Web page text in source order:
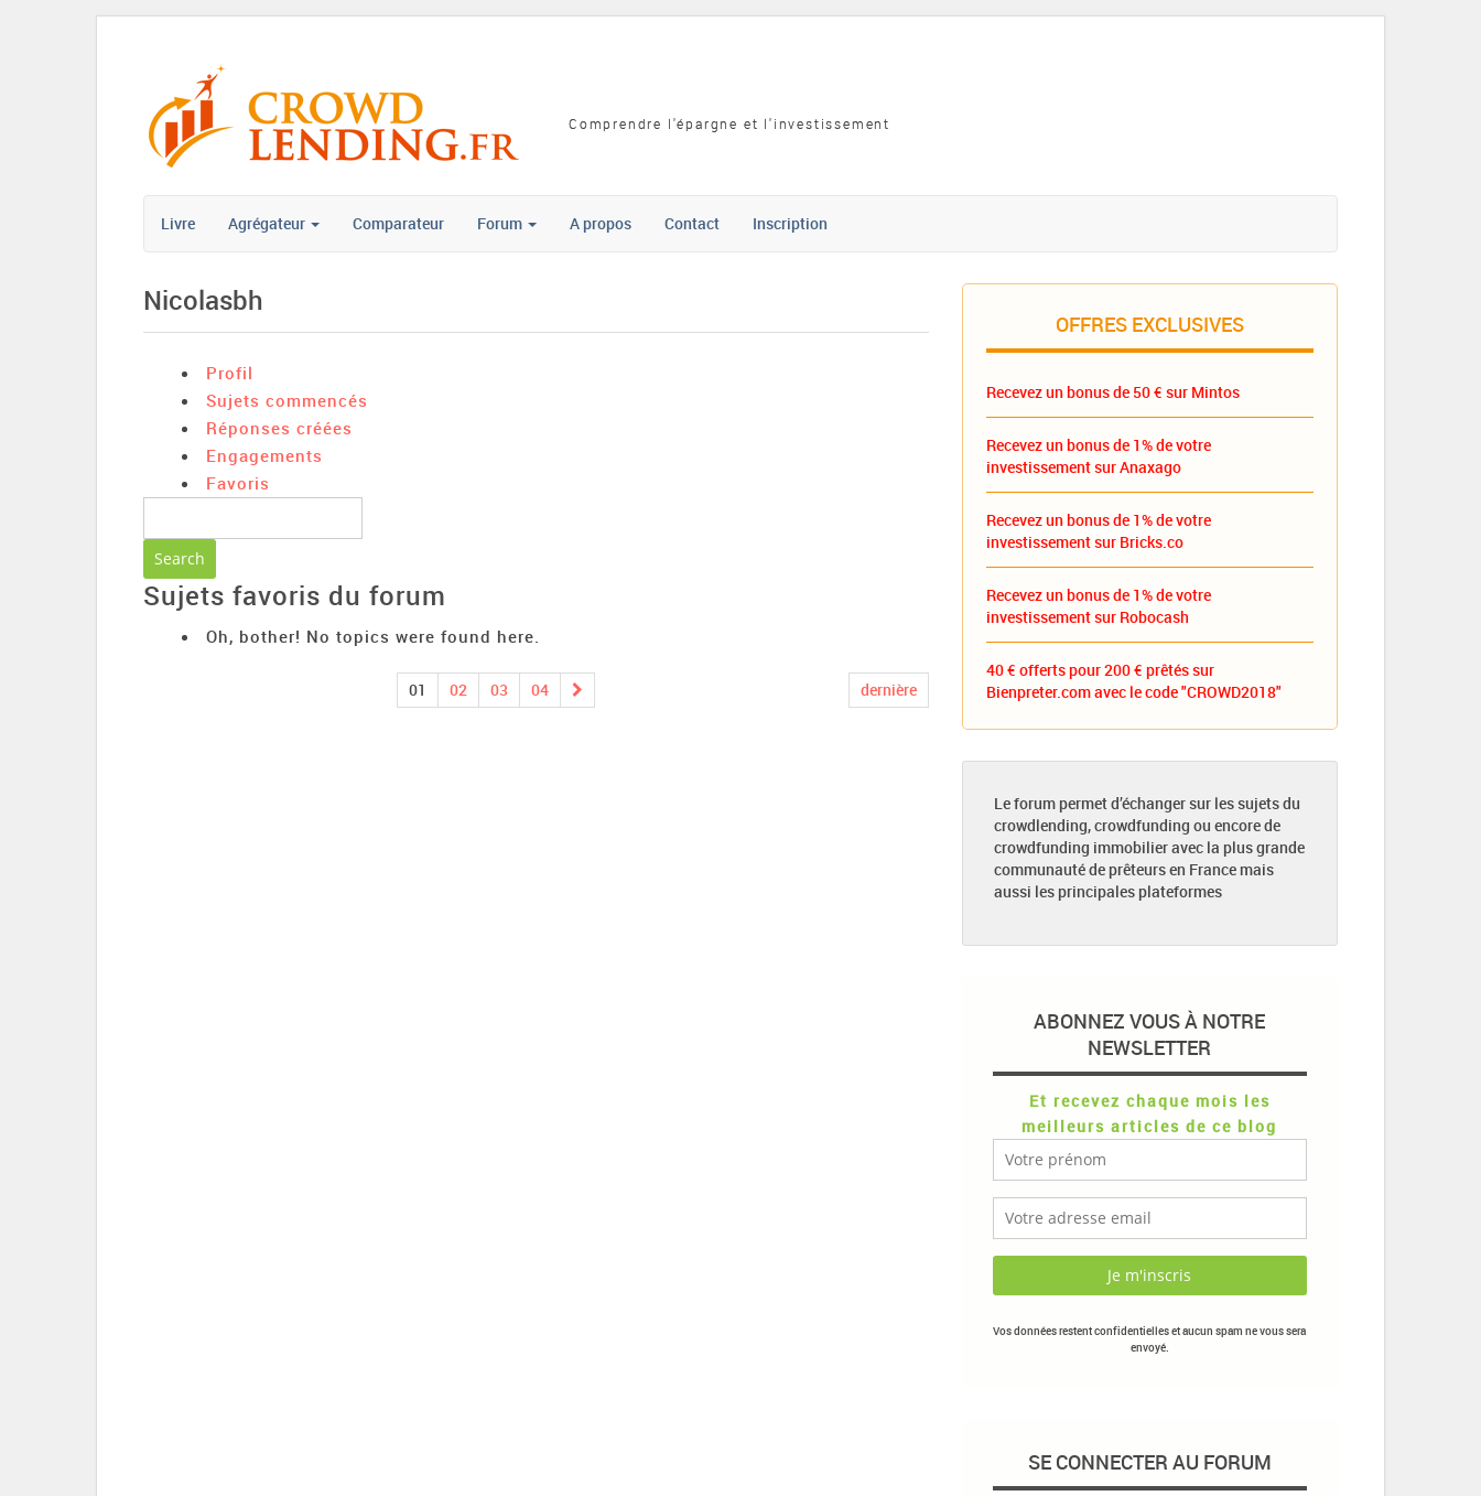
Comprendre l'épargne et l'investissement
Livre Agrégateur Comparateur Forum A propos Contact Inscription
Nicolasbh
Profil
Sujets commencés
Réponses créées
Engagements
Favoris
Sujets favoris du forum
Oh, bother! No topics were found here.
01 02 03 04 dernière
OFFRES EXCLUSIVES
Recevez un bonus de 50 € sur Mintos
Recevez un bonus de 1% de votre
investissement sur Anaxago
Recevez un bonus de 1% de votre
investissement sur Bricks.co
Recevez un bonus de 1% de votre
investissement sur Robocash
40 € offerts pour 200 € prêtés sur
Bienpreter.com avec le code "CROWD2018"
Le forum permet d’échanger sur les sujets du
crowdlending, crowdfunding ou encore de
crowdfunding immobilier avec la plus grande
communauté de prêteurs en France mais
aussi les principales plateformes
ABONNEZ VOUS À NOTRE
NEWSLETTER
Et recevez chaque mois les
meilleurs articles de ce blog
Vos données restent confidentielles et aucun spam ne vous sera
envoyé.
SE CONNECTER AU FORUM